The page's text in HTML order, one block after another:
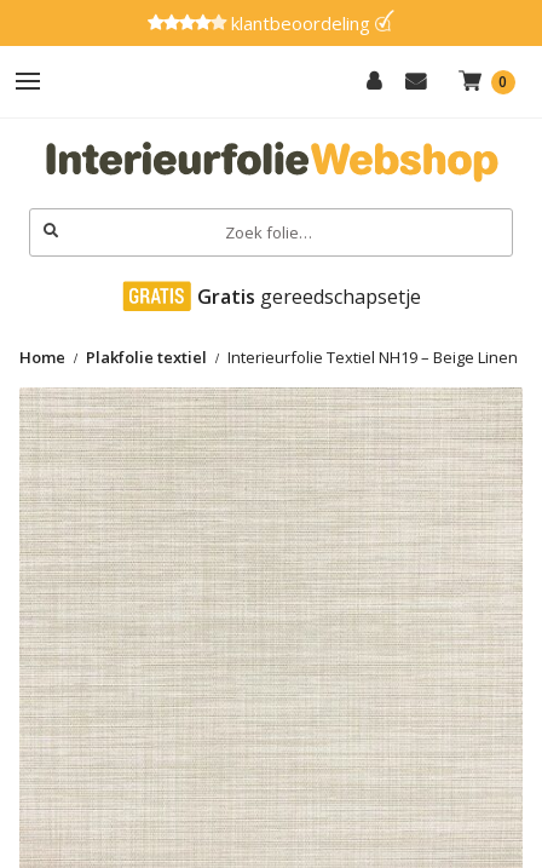
klantbeoordeling
0
Zoeken
naar:
Hout
Effen
Marmer
Glitter
Natuursteen
Textiel
Gereedschap
SALE
Advies
Gratis gereedschapsetje
Home Plakfolie textiel Interieurfolie Textiel NH19 – Beige Linen